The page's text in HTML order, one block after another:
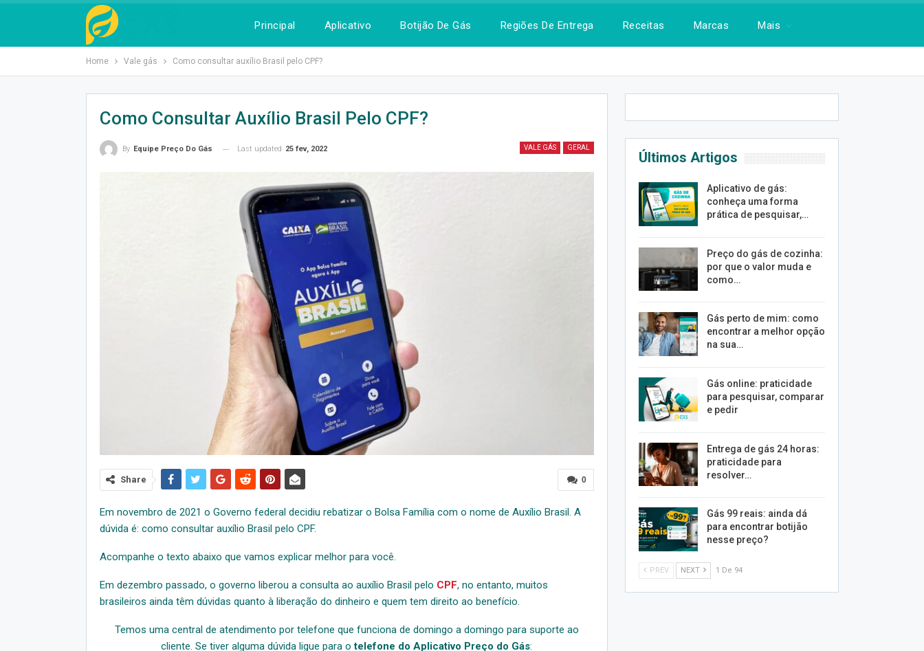
Principal Aplicativo Botijão De Gás Regiões De Entrega Receitas Marcas Mais
Home Vale gás Como consultar auxílio Brasil pelo CPF?
Como Consultar Auxílio Brasil Pelo CPF?
VALE GÁS GERAL
By Equipe Preço Do Gás Last updated 25 fev, 2022
0
Share
Em novembro de 2021 o Governo federal decidiu rebatizar o Bolsa Família com o nome de Auxílio Brasil. A
dúvida é: como consultar auxílio Brasil pelo CPF.
Acompanhe o texto abaixo que vamos explicar melhor para você.
Em dezembro passado, o governo liberou a consulta ao auxílio Brasil pelo CPF, no entanto, muitos
brasileiros ainda têm dúvidas quanto à liberação do dinheiro e quem tem direito ao benefício.
Temos uma central de atendimento por telefone que funciona de domingo a domingo para suporte ao
cliente. Se tiver alguma dúvida ligue para otelefone do Aplicativo Preço do Gás:
Últimos Artigos
Aplicativo de gás:
conheça uma forma
prática de pesquisar,…
Preço do gás de cozinha:
por que o valor muda e
como…
Gás perto de mim: como
encontrar a melhor opção
na sua…
Gás online: praticidade
para pesquisar, comparar
e pedir
Entrega de gás 24 horas:
praticidade para
resolver…
Gás 99 reais: ainda dá
para encontrar botijão
nesse preço?
PREV NEXT 1 De 94